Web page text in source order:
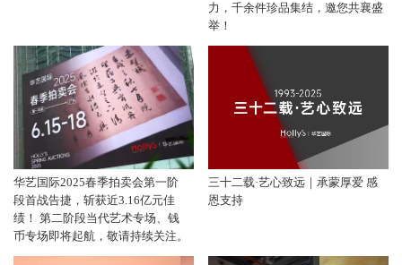
力，千余件珍品集结，邀您共襄盛
举！
华艺国际2025春季拍卖会第一阶
段首战告捷，斩获近3.16亿元佳
绩！ 第二阶段当代艺术专场、钱
币专场即将起航，敬请持续关注。
三十二载·艺心致远｜承蒙厚爱 感
恩支持